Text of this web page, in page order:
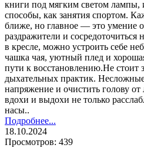
книги под мягким светом лампы,
способы, как занятия спортом.
ближе, но главное — это умение
раздражители и сосредоточиться
в кресле, можно устроить себе
чашка чая, уютный плед и
пути к восстановлению.Не стоит
дыхательных практик.
напряжение и очистить голову
вдохи и выдохи не только
насы..
Подробнее...
18.10.2024
Просмотров: 439